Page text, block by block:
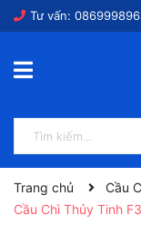
Tư vấn:
Trang chủ
Cầu
Cầu Chì Thủy Tinh